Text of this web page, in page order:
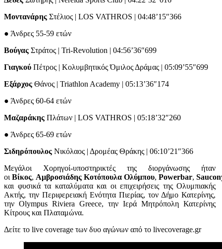
Μοντανάρης Στέλιος | LOS VATHROS | 04:48’15″366
● Άνδρες 55-59 ετών
Βούγας Στράτος | Tri-Revolution | 04:56’36″699
Γιαγκού Πέτρος | Κολυμβητικός Όμιλος Δράμας | 05:09’55″699
Εξάρχος Θάνος | Triathlon Academy | 05:13’36″174
● Άνδρες 60-64 ετών
Μαζαράκης Πλάτων | LOS VATHROS | 05:18’32″260
● Άνδρες 65-69 ετών
Σιδηρόπουλος Νικόλαος | Δρομέας Θράκης | 06:10’21″366
Μεγάλοι Χορηγοί-υποστηρικτές της διοργάνωσης ήταν
οι Βίκος, Αμβροσιάδης Κοτόπουλα Ολύμπου, Powerbar,
και φυσικά τα καταλύματα και οι επιχειρήσεις της Ολυμπιακής
Ακτής, την Περιφερειακή Ενότητα Πιερίας, τον Δήμο Κατερίνης,
την Olympus Riviera Greece, την Ιερά Μητρόπολη Κατερίνης
Κίτρους και Πλαταμώνα.
Δείτε το live coverage των δυο αγώνων από το livecoverage.gr